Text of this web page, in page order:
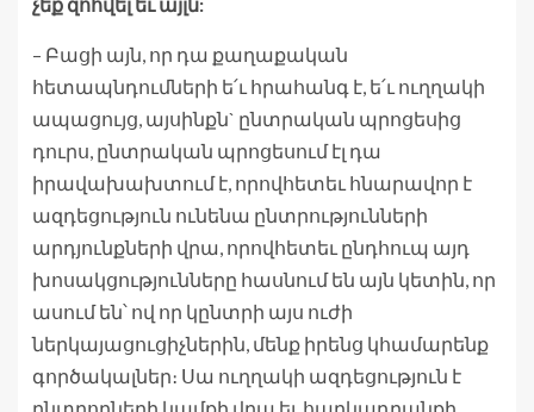
– Բացի այն, որ դա քաղաքական
հետապնդումների ե՛ւ հրահանգ է, ե՛ւ ուղղակի
ապացույց, այսինքն` ընտրական պրոցեսից
դուրս, ընտրական պրոցեսում էլ դա
իրավախախտում է, որովհետեւ հնարավոր է
ազդեցություն ունենա ընտրությունների
արդյունքների վրա, որովհետեւ ընդհուպ այդ
խոսակցությունները հասնում են այն կետին, որ
ասում են՝ ով որ կընտրի այս ուժի
ներկայացուցիչներին, մենք իրենց կհամարենք
գործակալներ։ Սա ուղղակի ազդեցություն է
ընտրողների կամքի վրա եւ հարկադրանքի